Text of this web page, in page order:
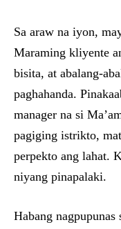
Sa araw na iyon,
Maraming kliyente
bisita, at abalang-
paghahanda.
manager na si
pagiging istrikto,
perpekto ang lahat.
niyang pinapalaki.
Habang